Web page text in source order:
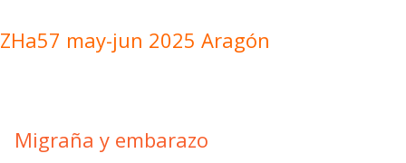
ZHa57 may-jun 2025 Aragón
Migraña y embarazo